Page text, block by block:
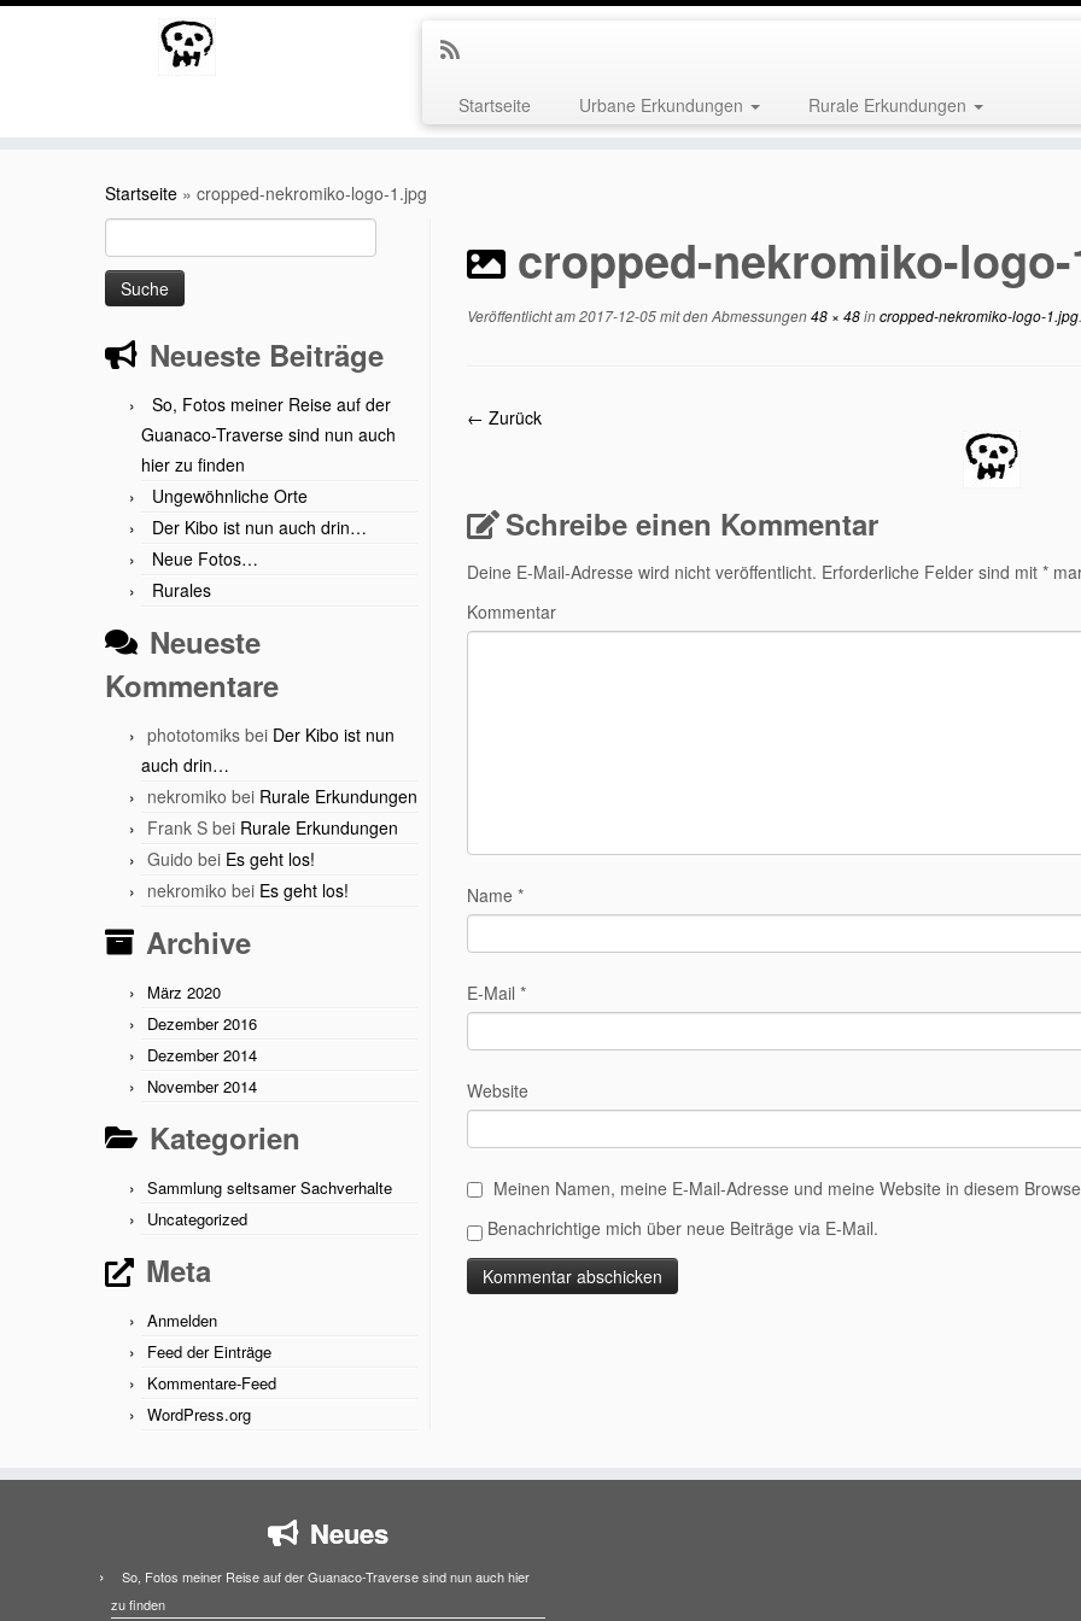
Startseite Urbane Erkundungen Rurale Erkundungen
Startseite » cropped-nekromiko-logo-1.jpg
nach:
Neueste Beiträge
So, Fotos meiner Reise auf der
Guanaco-Traverse sind nun auch
hier zu finden
Ungewöhnliche Orte
Der Kibo ist nun auch drin…
Neue Fotos…
Rurales
Neueste
Kommentare
phototomiks bei Der Kibo ist nun
auch drin…
nekromiko bei Rurale Erkundungen
Frank S bei Rurale Erkundungen
Guido bei Es geht los!
nekromiko bei Es geht los!
Archive
März 2020
Dezember 2016
Dezember 2014
November 2014
Kategorien
Sammlung seltsamer Sachverhalte
Uncategorized
Meta
Anmelden
Feed der Einträge
Kommentare-Feed
WordPress.org
cropped-nekromiko-
Veröffentlicht am2017-12-05mit den Abmessungen48 × 48incropped-nekromiko-logo-1.jpg.
← Zurück
Schreibe einen Kommentar
Deine E-Mail-Adresse wird nicht veröffentlicht. Erforderliche Felder sind mit *
Kommentar
Name *
E-Mail *
Website
Meinen Namen, meine E-Mail-Adresse und meine Website in diesem
Benachrichtige mich über neue Beiträge via E-Mail.
Neues
So, Fotos meiner Reise auf der Guanaco-Traverse sind nun auch hier
zu finden